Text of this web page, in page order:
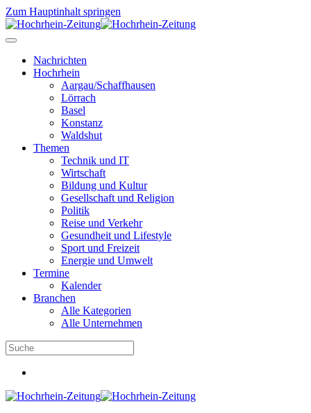
Zum Hauptinhalt springen
Nachrichten
Hochrhein
Aargau/Schaffhausen
Lörrach
Basel
Konstanz
Waldshut
Themen
Technik und IT
Wirtschaft
Bildung und Kultur
Gesellschaft und Religion
Politik
Reise und Verkehr
Gesundheit und Lifestyle
Sport und Freizeit
Energie und Umwelt
Termine
Kalender
Branchen
Alle Kategorien
Alle Unternehmen